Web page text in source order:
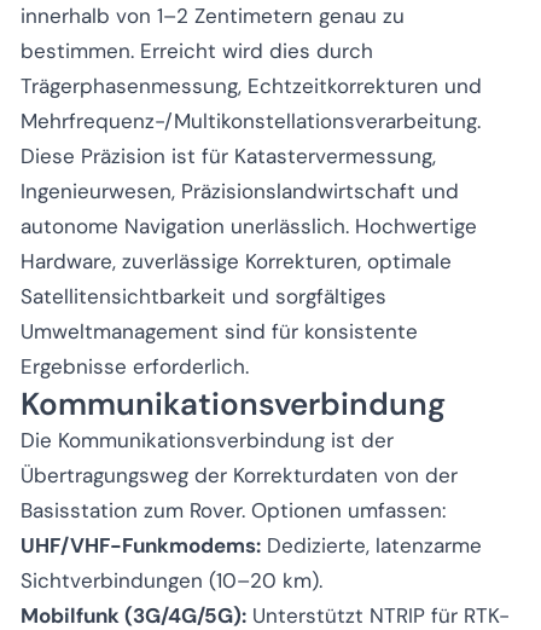
innerhalb von 1–2 Zentimetern genau zu
bestimmen. Erreicht wird dies durch
Trägerphasenmessung, Echtzeitkorrekturen und
Mehrfrequenz-/Multikonstellationsverarbeitung.
Diese Präzision ist für Katastervermessung,
Ingenieurwesen, Präzisionslandwirtschaft und
autonome Navigation unerlässlich. Hochwertige
Hardware, zuverlässige Korrekturen, optimale
Satellitensichtbarkeit und sorgfältiges
Umweltmanagement sind für konsistente
Ergebnisse erforderlich.
Kommunikationsverbindung
Die Kommunikationsverbindung ist der
Übertragungsweg der Korrekturdaten von der
Basisstation zum Rover. Optionen umfassen:
UHF/VHF-Funkmodems: Dedizierte, latenzarme
Sichtverbindungen (10–20 km).
Mobilfunk (3G/4G/5G): Unterstützt NTRIP für RTK-